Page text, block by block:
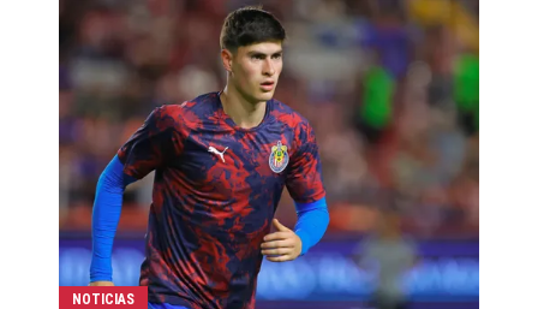
NOTICIAS